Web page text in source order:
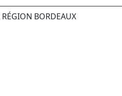
RÉGION BORDEAUX